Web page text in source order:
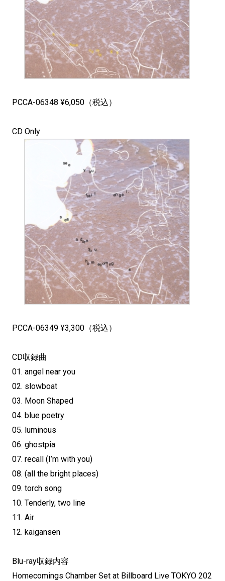
PCCA-06348 ¥6,050（税込）
CD Only
PCCA-06349 ¥3,300（税込）
CD収録曲
01. angel near you
02. slowboat
03. Moon Shaped
04. blue poetry
05. luminous
06. ghostpia
07. recall (I’m with you)
08. (all the bright places)
09. torch song
10. Tenderly, two line
11. Air
12. kaigansen
Blu-ray収録内容
Homecomings Chamber Set at Billboard Live TOKYO 202